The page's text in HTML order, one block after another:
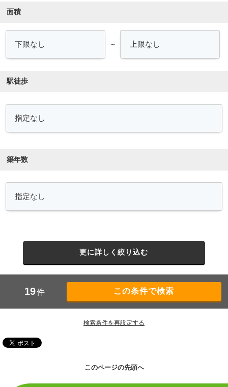
面積
～
駅徒歩
築年数
更に詳しく絞り込む
19件
検索条件を再設定する
このページの先頭へ